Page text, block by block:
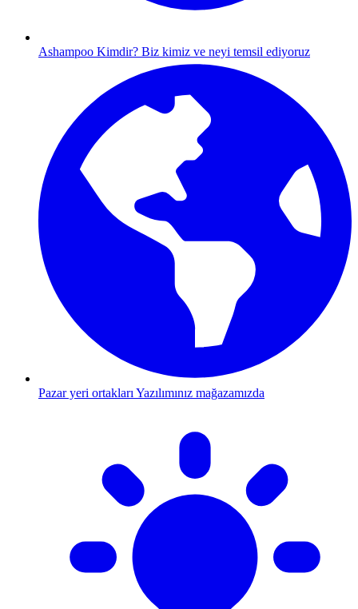
Ashampoo Kimdir? Biz kimiz ve neyi temsil ediyoruz
Pazar yeri ortakları Yazılımınız mağazamızda